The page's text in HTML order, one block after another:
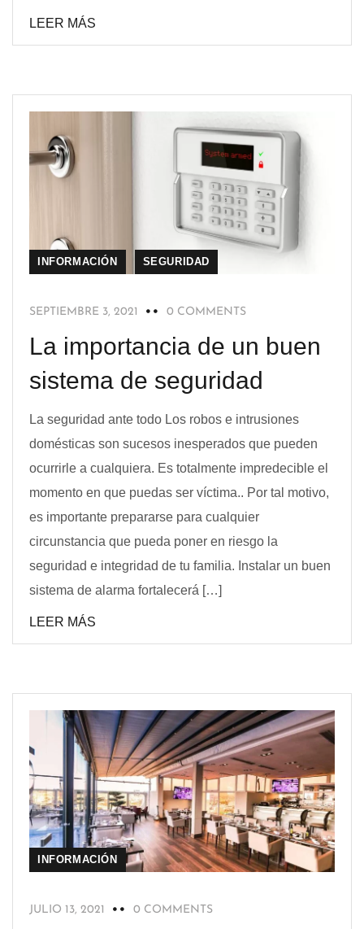
LEER MÁS
INFORMACIÓN SEGURIDAD
SEPTIEMBRE 3, 2021 0 COMMENTS
La importancia de un buen
sistema de seguridad
La seguridad ante todo Los robos e intrusiones
domésticas son sucesos inesperados que pueden
ocurrirle a cualquiera. Es totalmente impredecible el
momento en que puedas ser víctima.. Por tal motivo,
es importante prepararse para cualquier
circunstancia que pueda poner en riesgo la
seguridad e integridad de tu familia. Instalar un buen
sistema de alarma fortalecerá […]
LEER MÁS
INFORMACIÓN
JULIO 13, 2021 0 COMMENTS